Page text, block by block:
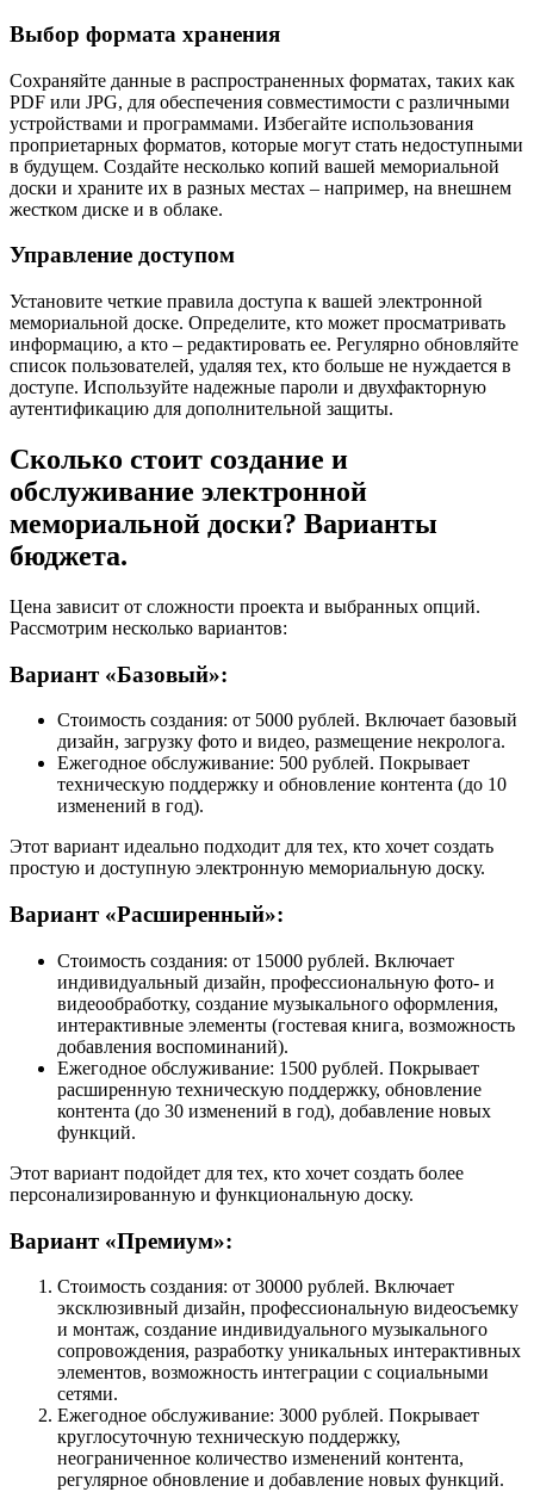
Выбор формата хранения
Сохраняйте данные в распространенных форматах, таких как
PDF или JPG, для обеспечения совместимости с различными
устройствами и программами. Избегайте использования
проприетарных форматов, которые могут стать недоступными
в будущем. Создайте несколько копий вашей мемориальной
доски и храните их в разных местах – например, на внешнем
жестком диске и в облаке.
Управление доступом
Установите четкие правила доступа к вашей электронной
мемориальной доске. Определите, кто может просматривать
информацию, а кто – редактировать ее. Регулярно обновляйте
список пользователей, удаляя тех, кто больше не нуждается в
доступе. Используйте надежные пароли и двухфакторную
аутентификацию для дополнительной защиты.
Сколько стоит создание и
обслуживание электронной
мемориальной доски? Варианты
бюджета.
Цена зависит от сложности проекта и выбранных опций.
Рассмотрим несколько вариантов:
Вариант «Базовый»:
Стоимость создания: от 5000 рублей. Включает базовый
дизайн, загрузку фото и видео, размещение некролога.
Ежегодное обслуживание: 500 рублей. Покрывает
техническую поддержку и обновление контента (до 10
изменений в год).
Этот вариант идеально подходит для тех, кто хочет создать
простую и доступную электронную мемориальную доску.
Вариант «Расширенный»:
Стоимость создания: от 15000 рублей. Включает
индивидуальный дизайн, профессиональную фото- и
видеообработку, создание музыкального оформления,
интерактивные элементы (гостевая книга, возможность
добавления воспоминаний).
Ежегодное обслуживание: 1500 рублей. Покрывает
расширенную техническую поддержку, обновление
контента (до 30 изменений в год), добавление новых
функций.
Этот вариант подойдет для тех, кто хочет создать более
персонализированную и функциональную доску.
Вариант «Премиум»:
Стоимость создания: от 30000 рублей. Включает
эксклюзивный дизайн, профессиональную видеосъемку
и монтаж, создание индивидуального музыкального
сопровождения, разработку уникальных интерактивных
элементов, возможность интеграции с социальными
сетями.
Ежегодное обслуживание: 3000 рублей. Покрывает
круглосуточную техническую поддержку,
неограниченное количество изменений контента,
регулярное обновление и добавление новых функций.